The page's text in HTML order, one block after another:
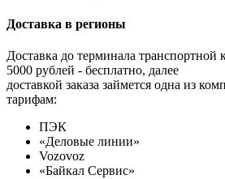
Доставка в регионы
Доставка до терминала транспортной
5000 рублей - бесплатно, далее
доставкой заказа займется одна из
тарифам:
ПЭК
«Деловые линии»
Vozovoz
«Байкал Сервис»